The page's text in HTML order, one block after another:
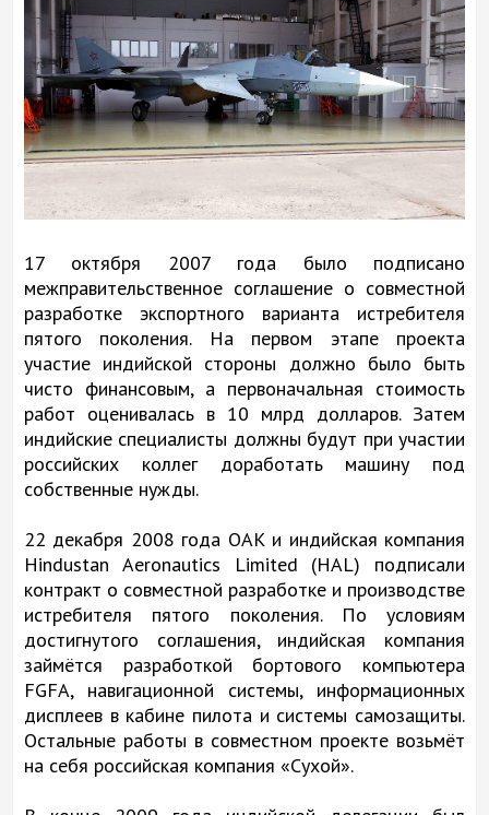
17 октября 2007 года было подписано
межправительственное соглашение о совместной
разработке экспортного варианта истребителя
пятого поколения. На первом этапе проекта
участие индийской стороны должно было быть
чисто финансовым, а первоначальная стоимость
работ оценивалась в 10 млрд долларов. Затем
индийские специалисты должны будут при участии
российских коллег доработать машину под
собственные нужды.
22 декабря 2008 года ОАК и индийская компания
Hindustan Aeronautics Limited (HAL) подписали
контракт о совместной разработке и производстве
истребителя пятого поколения. По условиям
достигнутого соглашения, индийская компания
займётся разработкой бортового компьютера
FGFA, навигационной системы, информационных
дисплеев в кабине пилота и системы самозащиты.
Остальные работы в совместном проекте возьмёт
на себя российская компания «Сухой».